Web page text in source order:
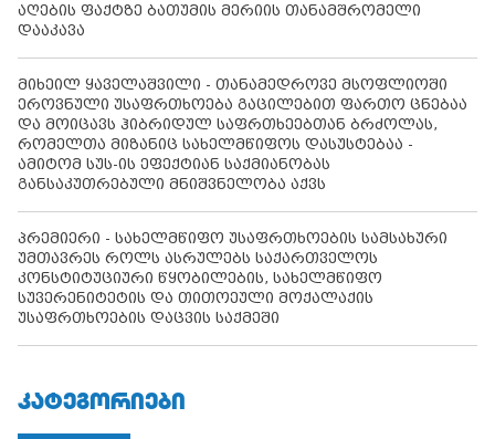
აღების ფაქტზე ბათუმის მერიის თანამშრომელი
დააკავა
მიხეილ ყაველაშვილი - თანამედროვე მსოფლიოში
ეროვნული უსაფრთხოება გაცილებით ფართო ცნებაა
და მოიცავს ჰიბრიდულ საფრთხეებთან ბრძოლას,
რომელთა მიზანიც სახელმწიფოს დასუსტებაა -
ამიტომ სუს-ის ეფექტიან საქმიანობას
განსაკუთრებული მნიშვნელობა აქვს
პრემიერი - სახელმწიფო უსაფრთხოების სამსახური
უმთავრეს როლს ასრულებს საქართველოს
კონსტიტუციური წყობილების, სახელმწიფო
სუვერენიტეტის და თითოეული მოქალაქის
უსაფრთხოების დაცვის საქმეში
ᲙᲐᲢᲔᲒᲝᲠᲘᲔᲑᲘ